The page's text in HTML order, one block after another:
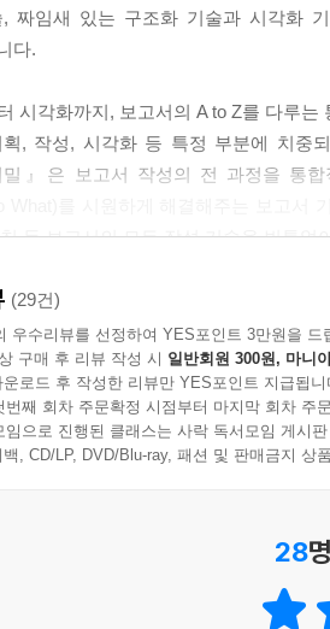
, 짜임새 있는 구조화 기술과 시각화
다.
시각화까지, 보고서의 A to Z를 다루는
획, 작성, 시각화 등 특정 부분에 치중
』은 보고서 작성의 전 과정을 통합
등 보고서의 모든 작성 기술을 빈틈없
론 대신 쉽고 재미있는 설명과 풍부한
도 어려운데, 관련 책까지 어려워 금
/전문 용어를 최대한 덜어내고, 가장
작성했던 보고서 예시를 활용하여, 신
지침을 주면 되겠구나!” 하는 인사이
성에 막연한 두려움을 느끼거나 어디
바로 통하는 보고서 작성법을 배우고
(29건)
우수리뷰를 선정하여 YES포인트 3만원을 드
구매 후 리뷰 작성 시 일반회원 300원, 마니
로드 후 작성한 리뷰만 YES포인트 지급됩니
번째 회차 주문확정 시점부터 마지막 회차 주
임으로 진행된 클래스는 사락 독서모임 게시
, CD/LP, DVD/Blu-ray, 패션 및 판매금지 상
28